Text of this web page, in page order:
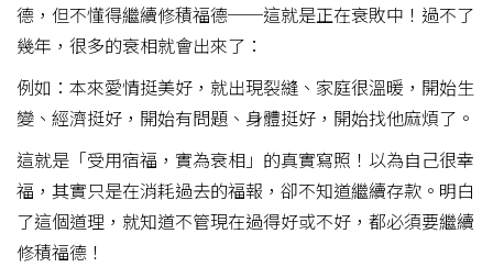
德，但不懂得繼續修積福德──這就是正在衰敗中！過不了
幾年，很多的衰相就會出來了：
例如：本來愛情挺美好，就出現裂縫、家庭很溫暖，開始生
變、經濟挺好，開始有問題、身體挺好，開始找他麻煩了。
這就是「受用宿福，實為衰相」的真實寫照！以為自己很幸
福，其實只是在消耗過去的福報，卻不知道繼續存款。明白
了這個道理，就知道不管現在過得好或不好，都必須要繼續
修積福德！